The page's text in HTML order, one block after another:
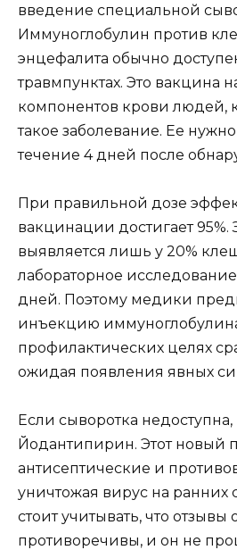
введение специальной
Иммуноглобулин против
энцефалита обычно
травмпунктах. Это вакцина
компонентов крови людей,
такое заболевание. Ее
течение 4 дней после
При правильной дозе
вакцинации достигает 95%.
выявляется лишь у 20%
лабораторное
дней. Поэтому медики
инъекцию
профилактических целях
ожидая появления явных
Если сыворотка
Йодантипирин. Этот новый
антисептические и
уничтожая вирус на ранних
стоит учитывать, что отзывы
противоречивы, и он не